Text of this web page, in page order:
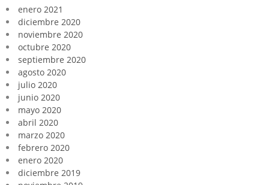
enero 2021
diciembre 2020
noviembre 2020
octubre 2020
septiembre 2020
agosto 2020
julio 2020
junio 2020
mayo 2020
abril 2020
marzo 2020
febrero 2020
enero 2020
diciembre 2019